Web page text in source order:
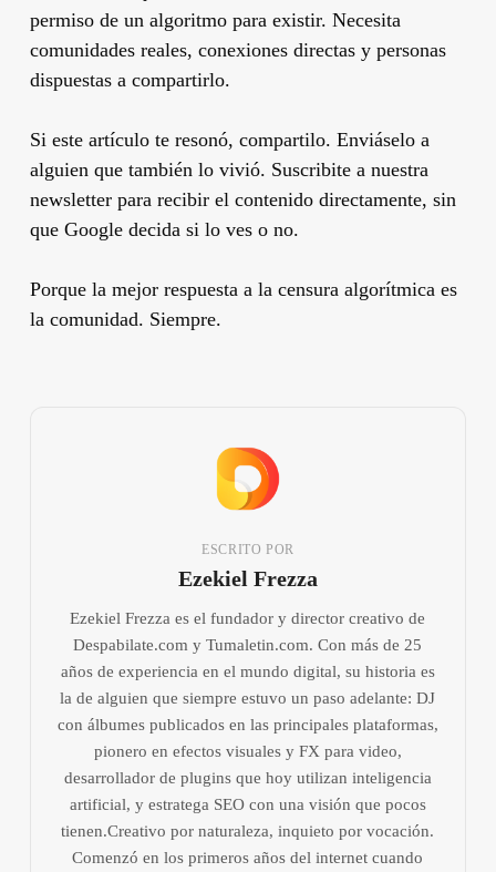
permiso de un algoritmo para existir. Necesita
comunidades reales, conexiones directas y personas
dispuestas a compartirlo.
Si este artículo te resonó, compartilo. Enviáselo a
alguien que también lo vivió. Suscribite a nuestra
newsletter para recibir el contenido directamente, sin
que Google decida si lo ves o no.
Porque la mejor respuesta a la censura algorítmica es
la comunidad. Siempre.
ESCRITO POR
Ezekiel Frezza
Ezekiel Frezza es el fundador y director creativo de
Despabilate.com y Tumaletin.com. Con más de 25
años de experiencia en el mundo digital, su historia es
la de alguien que siempre estuvo un paso adelante: DJ
con álbumes publicados en las principales plataformas,
pionero en efectos visuales y FX para video,
desarrollador de plugins que hoy utilizan inteligencia
artificial, y estratega SEO con una visión que pocos
tienen.Creativo por naturaleza, inquieto por vocación.
Comenzó en los primeros años del internet cuando